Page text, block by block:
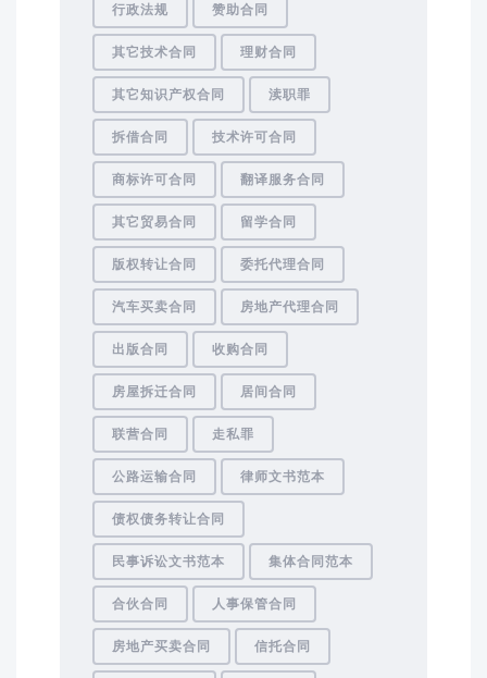
行政法规 赞助合同
其它技术合同 理财合同
其它知识产权合同 渎职罪
拆借合同 技术许可合同
商标许可合同 翻译服务合同
其它贸易合同 留学合同
版权转让合同 委托代理合同
汽车买卖合同 房地产代理合同
出版合同 收购合同
房屋拆迁合同 居间合同
联营合同 走私罪
公路运输合同 律师文书范本
债权债务转让合同
民事诉讼文书范本 集体合同范本
合伙合同 人事保管合同
房地产买卖合同 信托合同